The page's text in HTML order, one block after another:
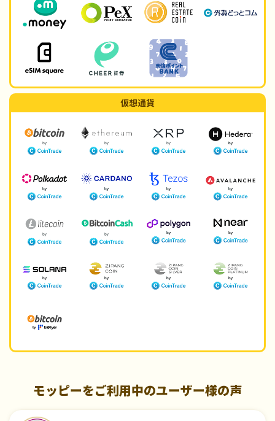
仮想通貨
モッピーをご利用中のユーザー様の声